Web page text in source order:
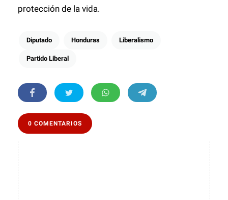
protección de la vida.
Diputado Honduras Liberalismo
Partido Liberal
0 COMENTARIOS